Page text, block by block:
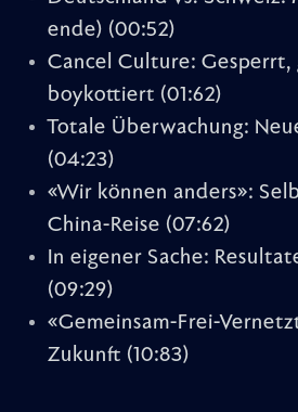
ende) (00:52)
Cancel Culture: Gesperrt,
boykottiert (01:62)
Totale Überwachung:
(04:23)
«Wir können anders»:
China-Reise (07:62)
In eigener Sache:
(09:29)
«Gemeinsam-Frei-
Zukunft (10:83)